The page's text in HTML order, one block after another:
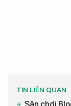
TIN LIÊN QUAN